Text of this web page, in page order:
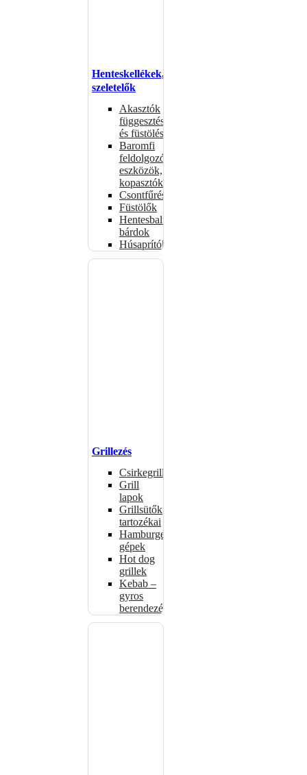
Henteskellékek,
szeletelők
Akasztók
függesztéshez
és füstöléshez
Baromfi
feldolgozó
eszközök,
kopasztók
Csontfűrészek
Füstölők
Hentesbalták,
bárdok
Húsaprítók
Grillezés
Csirkegrillek
Grill
lapok
Grillsütők
tartozékai
Hamburgerformázó
gépek
Hot dog
grillek
Kebab –
gyros
berendezés